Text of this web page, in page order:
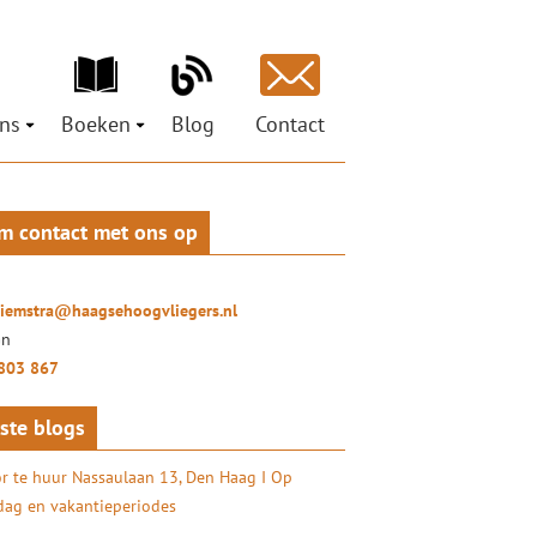
organisaties
Hiemstra
Social Return
Boeken
Mag ik je grootluisteren? Vertel!
LuisterLiefde
Blog Contact
contact met ons op
867
blogs
te huur Nassaulaan 13, Den Haag I Op
en vakantieperiodes